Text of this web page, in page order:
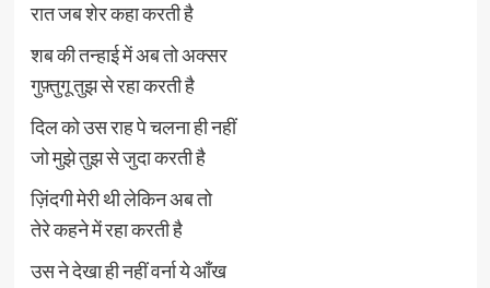
रात जब शेर कहा करती है
शब की तन्हाई में अब तो अक्सर
गुफ़्तुगू तुझ से रहा करती है
दिल को उस राह पे चलना ही नहीं
जो मुझे तुझ से जुदा करती है
ज़िंदगी मेरी थी लेकिन अब तो
तेरे कहने में रहा करती है
उस ने देखा ही नहीं वर्ना ये आँख